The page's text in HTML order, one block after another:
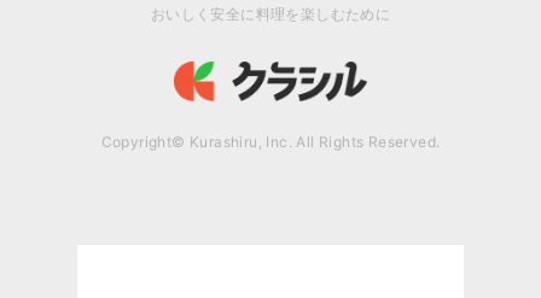
おいしく安全に料理を楽しむために
Copyright© Kurashiru, Inc. All Rights Reserved.